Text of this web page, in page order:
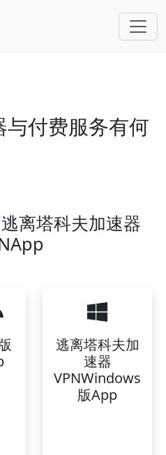
与付费服务有何
离塔科夫加速器
逃离塔科夫加
速器
VPNWindows
版App